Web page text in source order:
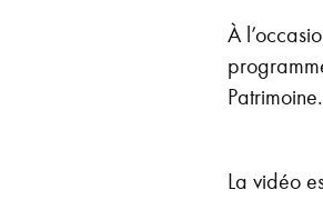
À
Patrimoine.
La vidéo